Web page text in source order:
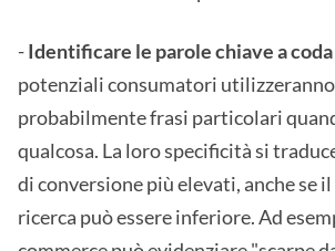
-Identificare le parole chiave a
potenziali consumatori
probabilmente frasi particolari
qualcosa. La loro specificità si
di conversione più elevati, anche se
ricerca può essere inferiore. Ad